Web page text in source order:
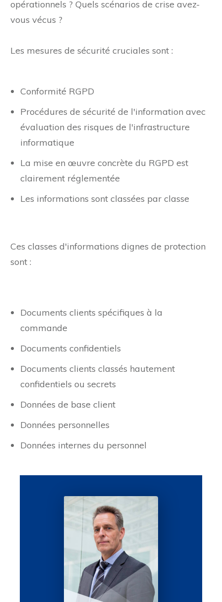
opérationnels ? Quels scénarios de crise avez-
vous vécus ?
Les mesures de sécurité cruciales sont :
Conformité RGPD
Procédures de sécurité de l'information avec
évaluation des risques de l'infrastructure
informatique
La mise en œuvre concrète du RGPD est
clairement réglementée
Les informations sont classées par classe
Ces classes d'informations dignes de protection
sont :
Documents clients spécifiques à la
commande
Documents confidentiels
Documents clients classés hautement
confidentiels ou secrets
Données de base client
Données personnelles
Données internes du personnel